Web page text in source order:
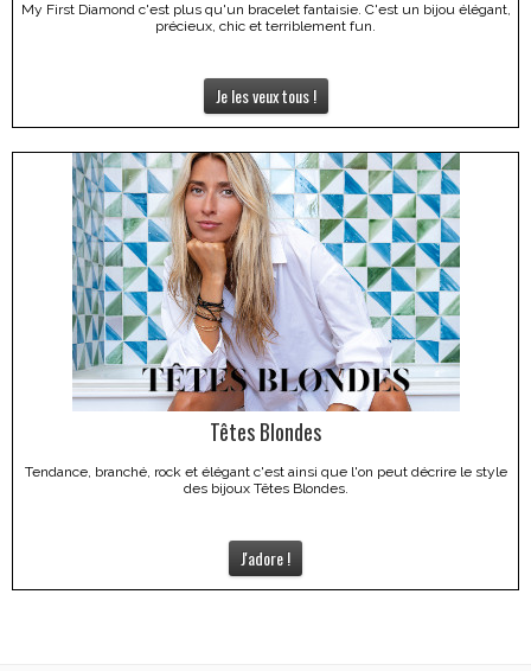
My First Diamond c'est plus qu'un bracelet fantaisie. C'est un bijou élégant,
précieux, chic et terriblement fun.
Je les veux tous !
Têtes Blondes
Tendance, branché, rock et élégant c'est ainsi que l'on peut décrire le style
des bijoux Têtes Blondes.
J'adore !